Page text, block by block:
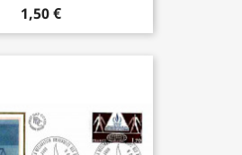
1,50 €